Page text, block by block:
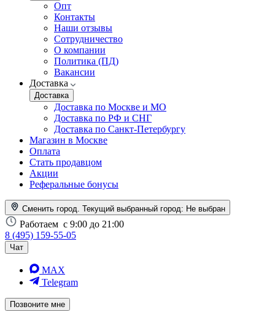
Опт
Контакты
Наши отзывы
Сотрудничество
О компании
Политика (ПД)
Вакансии
Доставка
Доставка
Доставка по Москве и МО
Доставка по РФ и СНГ
Доставка по Санкт-Петербургу
Магазин в Москве
Оплата
Стать продавцом
Акции
Реферальные бонусы
Сменить город. Текущий выбранный город: Не выбран
Работаем с 9:00 до 21:00
8 (495) 159-55-05
Чат
MAX
Telegram
Позвоните мне